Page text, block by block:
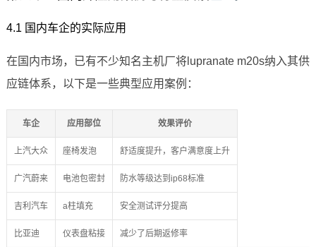
4.1 国内车企的实际应用
在国内市场，已有不少知名主机厂将lupranate m20s纳入其供
应链体系，以下是一些典型应用案例：
车企 应用部位 效果评价
上汽大众 座椅发泡 舒适度提升，客户满意度上升
广汽蔚来 电池包密封 防水等级达到ip68标准
吉利汽车 a柱填充 安全测试评分提高
比亚迪 仪表盘粘接 减少了后期返修率